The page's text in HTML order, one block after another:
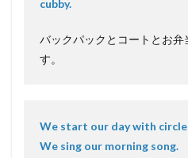
cubby.
バックパックとコートとお弁
す。
We start our day with
We sing our morning song.